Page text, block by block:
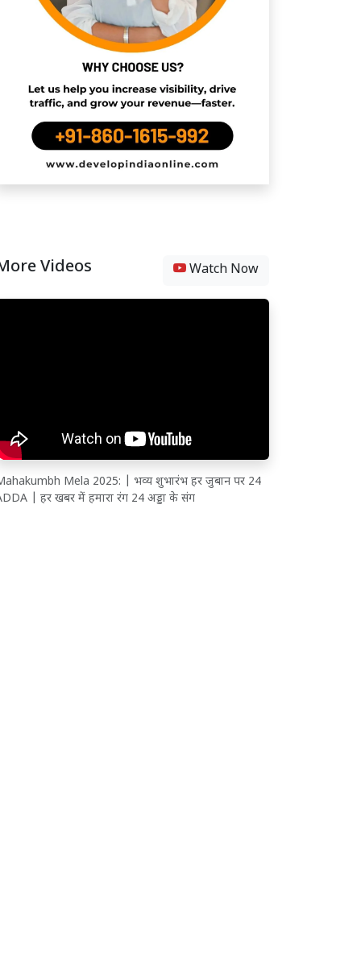
Videos Watch Now
Mela 2025: | भव्य शुभारंभ हर जुबान पर 24
| हर खबर में हमारा रंग 24 अड्डा के संग